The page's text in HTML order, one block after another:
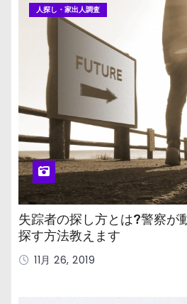
人探し・家出人調査
失踪者の探し方とは?警察が
探す方法教えます
11月 26, 2019